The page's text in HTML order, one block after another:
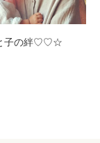
子の絆♡♡☆